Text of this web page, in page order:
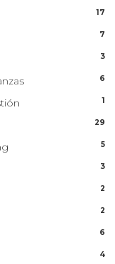
17
7
3
6
1
29
5
3
2
2
6
4